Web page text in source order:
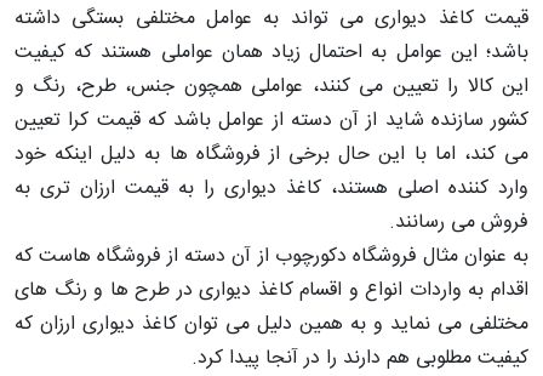
قیمت کاغذ دیواری می تواند به عوامل مختلفی بستگی داشته
باشد؛ این عوامل به احتمال زیاد همان عواملی هستند که کیفیت
این کالا را تعیین می کنند، عواملی همچون جنس، طرح، رنگ و
کشور سازنده شاید از آن دسته از عوامل باشد که قیمت کرا تعیین
می کند، اما با این حال برخی از فروشگاه ها به دلیل اینکه خود
وارد کننده اصلی هستند، کاغذ دیواری را به قیمت ارزان تری به
فروش می رسانند.
به عنوان مثال فروشگاه دکورچوب از آن دسته از فروشگاه هاست که
اقدام به واردات انواع و اقسام کاغذ دیواری در طرح ها و رنگ های
مختلفی می نماید و به همین دلیل می توان کاغذ دیواری ارزان که
کیفیت مطلوبی هم دارند را در آنجا پیدا کرد.